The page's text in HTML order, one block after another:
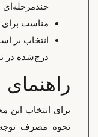
چندمرحله‌ای
مناسب برای
انتخاب بر
درج‌شده در
راهنمای
برای انتخاب این
نحوه مصرف توجه